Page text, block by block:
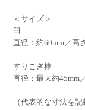
＜サイズ＞
臼
直径：約60mm／高
すりこぎ棒
直径：最大約45mm
（代表的な寸法を